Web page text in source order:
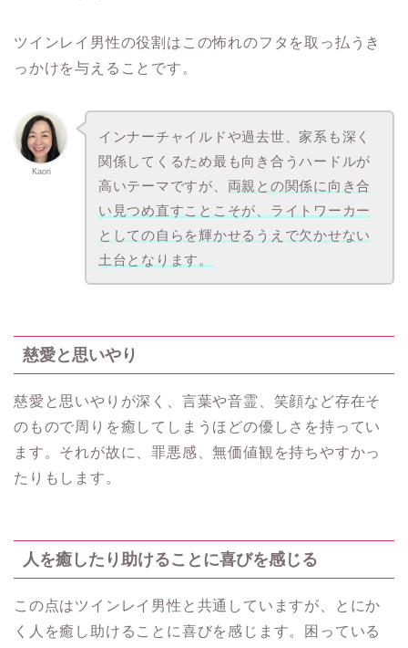
ツインレイ男性の役割はこの怖れのフタを取っ払うき
っかけを与えることです。
Kaori
インナーチャイルドや過去世、家系も深く
関係してくるため最も向き合うハードルが
高いテーマですが、 両親との関係に向き合
い見つめ直すことこそが、ライトワーカー
としての自らを輝かせるうえで欠かせない
土台となります。
慈愛と思いやり
慈愛と思いやりが深く、言葉や音霊、笑顔など存在そ
のもので周りを癒してしまうほどの優しさを持ってい
ます。それが故に、罪悪感、無価値観を持ちやすかっ
たりもします。
人を癒したり助けることに喜びを感じる
この点はツインレイ男性と共通していますが、とにか
く人を癒し助けることに喜びを感じます。困っている